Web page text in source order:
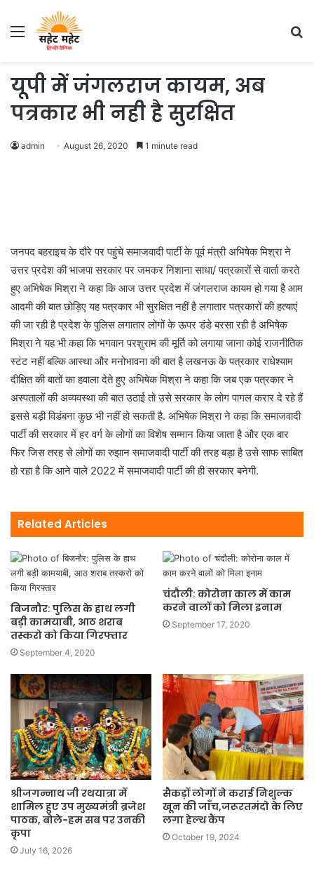
Menu
यूपी में जंगलराज कायम, अब
पत्रकार भी नही है सुरक्षित
admin August 26, 2020 1 minute read
जनपद बहराइच के दौरे पर पहुंचे समाजवादी पार्टी के पूर्व मंत्री अभिषेक मिश्रा ने
उत्तर प्रदेश की भाजपा सरकार पर जमकर निशाना साधा/ पत्रकारों से वार्ता करते
हुए अभिषेक मिश्रा ने कहा कि आज उत्तर प्रदेश में जंगलराज कायम हो गया है आम
आदमी की बात छोड़िए यह पत्रकार भी सुरक्षित नहीं है लगातार पत्रकारों की हत्याएं
की जा रही है प्रदेश के पुलिस लगातार लोगों के ऊपर डंडे बरसा रही है अभिषेक
मिश्रा ने यह भी कहा कि भगवान परशुराम की मूर्ति को लगाया जाना कोई राजनीतिक
स्टंट नहीं बल्कि आस्था और मनोभावना की बात है लखनऊ के पत्रकार राधेश्याम
दीक्षित की बातों का हवाला देते हुए अभिषेक मिश्रा ने कहा कि जब एक पत्रकार ने
अस्पतालों की अव्यवस्था की बात उठाई तो उसे सरकार के लोग पागल करार दे रहे हैं
इससे बड़ी विडंबना कुछ भी नहीं हो सकती है. अभिषेक मिश्रा ने कहा कि समाजवादी
पार्टी की सरकार में हर वर्ग के लोगों का विशेष सम्मान किया जाता है और एक बार
फिर जिस तरह से लोगों का रुझान समाजवादी पार्टी की तरह बड़ा है उसे साफ साबित
हो रहा है कि आने वाले 2022 में समाजवादी पार्टी की ही सरकार बनेगी.
Related Articles
बिजनौर: पुलिस के हाथ लगी
बड़ी कामयाबी, आठ शराब
तस्करो को किया गिरफ्तार
September 4, 2020
चंदौली: कोरोना काल में काम
करने वालों को मिला इनाम
September 17, 2020
श्रीजगन्नाथ जी रथयात्रा में
शामिल हुए उप मुख्यमंत्री ब्रजेश
पाठक, बोले-हम सब पर उनकी
कृपा
July 16, 2026
सैकड़ों लोगों ने कराई निशुल्क
खून की जाँच,जरूरतमंदो के लिए
लगा हेल्थ कैंप
October 19, 2024